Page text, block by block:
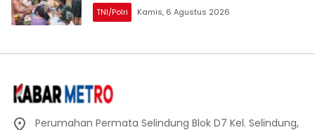
TNI/Polri Kamis, 6 Agustus 2026
Perumahan Permata Selindung Blok D7 Kel. Selindung,